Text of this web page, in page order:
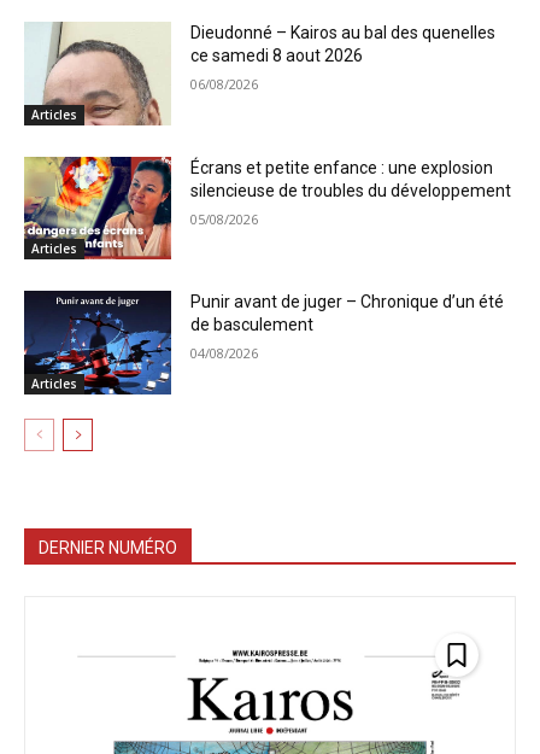
Articles
Dieudonné – Kairos au bal des quenelles
ce samedi 8 aout 2026
06/08/2026
Articles
Écrans et petite enfance : une explosion
silencieuse de troubles du développement
05/08/2026
Articles
Punir avant de juger – Chronique d’un été
de basculement
04/08/2026
DERNIER NUMÉRO